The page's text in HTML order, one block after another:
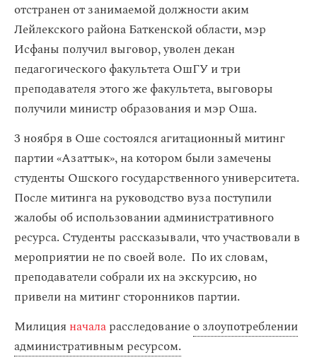
отстранен от занимаемой должности аким
Лейлекского района Баткенской области, мэр
Исфаны получил выговор, уволен декан
педагогического факультета ОшГУ и три
преподавателя этого же факультета, выговоры
получили министр образования и мэр Оша.
3 ноября в Оше состоялся агитационный митинг
партии «Азаттык», на котором были замечены
студенты Ошского государственного университета.
После митинга на руководство вуза поступили
жалобы об использовании административного
ресурса. Студенты рассказывали, что участвовали в
мероприятии не по своей воле. По их словам,
преподаватели собрали их на экскурсию, но
привели на митинг сторонников партии.
Милиция началарасследованиео злоупотреблении
административным ресурсом.